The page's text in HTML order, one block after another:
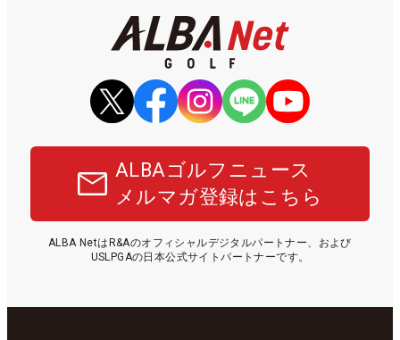
ALBAゴルフニュース
メルマガ登録はこちら
ALBA NetはR&Aのオフィシャルデジタルパートナー、および
USLPGAの日本公式サイトパートナーです。